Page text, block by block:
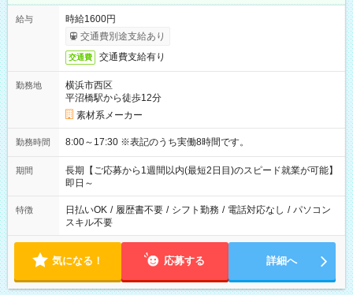
給与
時給1600円
交通費別途支給あり
交通費 交通費支給有り
勤務地
横浜市西区
平沼橋駅から徒歩12分
素材系メーカー
勤務時間 8:00～17:30 ※表記のうち実働8時間です。
期間
長期【ご応募から1週間以内(最短2日目)のスピード就業が可能】
即日～
特徴 日払いOK / 履歴書不要 / シフト勤務 / 電話対応なし / パソコン
スキル不要
気になる！ 応募する 詳細へ